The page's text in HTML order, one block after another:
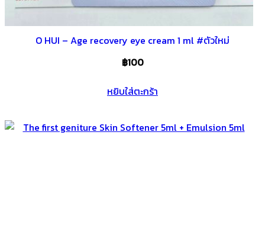
O HUI – Age recovery eye cream 1 ml #ตัวใหม่
฿100
หยิบใส่ตะกร้า